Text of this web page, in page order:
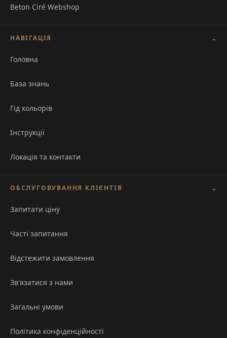
Beton Ciré Webshop
НАВІГАЦІЯ
Головна
База знань
Гід кольорів
Інструкції
Локація та контакти
ОБСЛУГОВУВАННЯ КЛІЄНТІВ
Запитати ціну
Часті запитання
Відстежити замовлення
Зв'язатися з нами
Загальні умови
Політика конфіденційності